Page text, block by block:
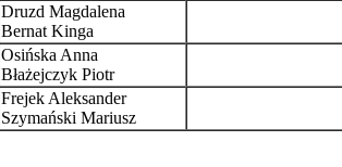
Druzd Magdalena
Bernat Kinga
Osińska Anna
Błażejczyk Piotr
Frejek Aleksander
Szymański Mariusz